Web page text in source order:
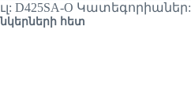
D425SA-O Կատեգորիաներ:
հետ